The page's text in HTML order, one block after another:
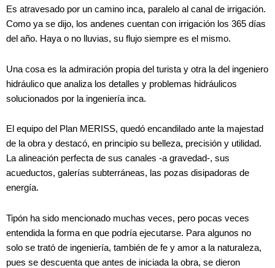
Es atravesado por un camino inca, paralelo al canal de irrigación.
Como ya se dijo, los andenes cuentan con irrigación los 365 días
del año. Haya o no lluvias, su flujo siempre es el mismo.
Una cosa es la admiración propia del turista y otra la del ingeniero
hidráulico que analiza los detalles y problemas hidráulicos
solucionados por la ingeniería inca.
El equipo del Plan MERISS, quedó encandilado ante la majestad
de la obra y destacó, en principio su belleza, precisión y utilidad.
La alineación perfecta de sus canales -a gravedad-, sus
acueductos, galerías subterráneas, las pozas disipadoras de
energía.
Tipón ha sido mencionado muchas veces, pero pocas veces
entendida la forma en que podría ejecutarse. Para algunos no
solo se trató de ingeniería, también de fe y amor a la naturaleza,
pues se descuenta que antes de iniciada la obra, se dieron